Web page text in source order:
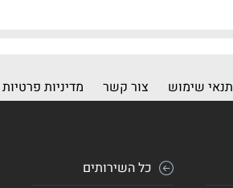
תנאי שימוש צור קשר מדיניות פרטיות
כל השירותים